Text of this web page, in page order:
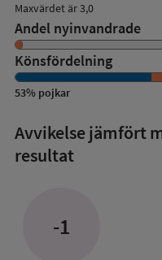
Maxvärdet är 3,0
Andel nyinvandrade
Könsfördelning
53% pojkar
Avvikelse jämfört
resultat
-1